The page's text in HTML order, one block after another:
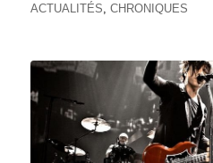
ACTUALITÉS CHRONIQUES